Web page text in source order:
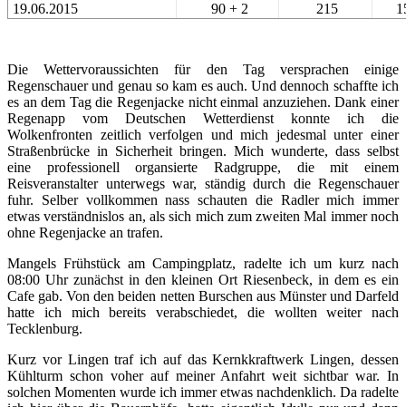
19.06.2015 90 + 2 215
Die Wettervoraussichten für den Tag versprachen einige
Regenschauer und genau so kam es auch. Und dennoch schaffte ich
es an dem Tag die Regenjacke nicht einmal anzuziehen. Dank einer
Regenapp vom Deutschen Wetterdienst konnte ich die
Wolkenfronten zeitlich verfolgen und mich jedesmal unter einer
Straßenbrücke in Sicherheit bringen. Mich wunderte, dass selbst
eine professionell organsierte Radgruppe, die mit einem
Reisveranstalter unterwegs war, ständig durch die Regenschauer
fuhr. Selber vollkommen nass schauten die Radler mich immer
etwas verständnislos an, als sich mich zum zweiten Mal immer noch
ohne Regenjacke an trafen.
Mangels Frühstück am Campingplatz, radelte ich um kurz nach
08:00 Uhr zunächst in den kleinen Ort Riesenbeck, in dem es ein
Cafe gab. Von den beiden netten Burschen aus Münster und Darfeld
hatte ich mich bereits verabschiedet, die wollten weiter nach
Tecklenburg.
Kurz vor Lingen traf ich auf das Kernkkraftwerk Lingen, dessen
Kühlturm schon voher auf meiner Anfahrt weit sichtbar war. In
solchen Momenten wurde ich immer etwas nachdenklich. Da radelte